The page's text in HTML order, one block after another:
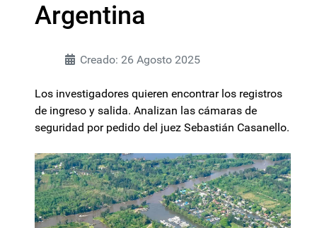
Argentina
Creado: 26 Agosto 2025
Los investigadores quieren encontrar los registros
de ingreso y salida. Analizan las cámaras de
seguridad por pedido del juez Sebastián Casanello.